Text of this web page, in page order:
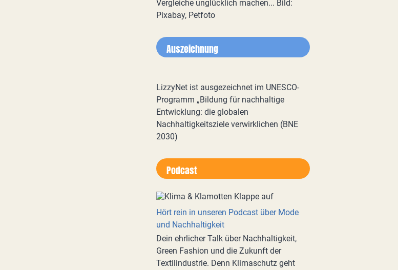
Vergleiche unglücklich machen... Bild:
Pixabay, Petfoto
Auszeichnung
LizzyNet ist ausgezeichnet im UNESCO-
Programm „Bildung für nachhaltige
Entwicklung: die globalen
Nachhaltigkeitsziele verwirklichen (BNE
2030)
Podcast
Hört rein in unseren Podcast über Mode
und Nachhaltigkeit
Dein ehrlicher Talk über Nachhaltigkeit,
Green Fashion und die Zukunft der
Textilindustrie. Denn Klimaschutz geht